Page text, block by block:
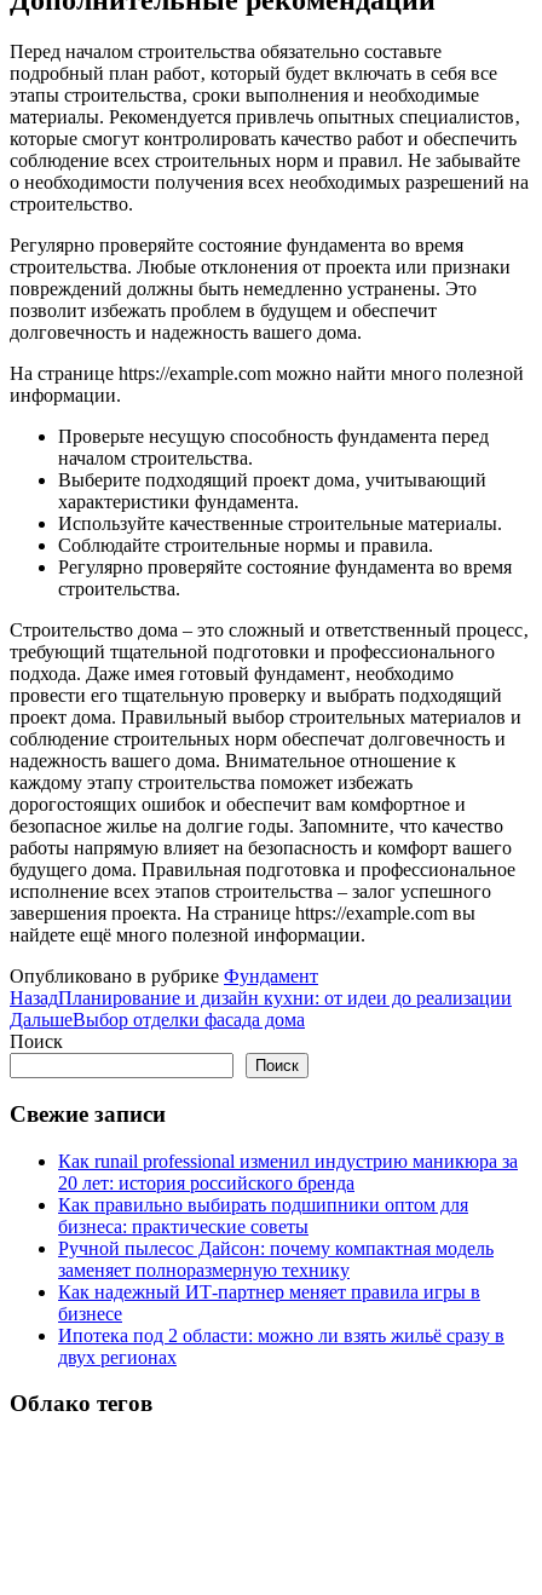
Перед началом строительства обязательно составьте
подробный план работ‚ который будет включать в себя все
этапы строительства‚ сроки выполнения и необходимые
материалы. Рекомендуется привлечь опытных специалистов‚
которые смогут контролировать качество работ и обеспечить
соблюдение всех строительных норм и правил. Не забывайте
о необходимости получения всех необходимых разрешений на
строительство.
Регулярно проверяйте состояние фундамента во время
строительства. Любые отклонения от проекта или признаки
повреждений должны быть немедленно устранены. Это
позволит избежать проблем в будущем и обеспечит
долговечность и надежность вашего дома.
На странице https://example.com можно найти много полезной
информации.
Проверьте несущую способность фундамента перед
началом строительства.
Выберите подходящий проект дома‚ учитывающий
характеристики фундамента.
Используйте качественные строительные материалы.
Соблюдайте строительные нормы и правила.
Регулярно проверяйте состояние фундамента во время
строительства.
Строительство дома – это сложный и ответственный процесс‚
требующий тщательной подготовки и профессионального
подхода. Даже имея готовый фундамент‚ необходимо
провести его тщательную проверку и выбрать подходящий
проект дома. Правильный выбор строительных материалов и
соблюдение строительных норм обеспечат долговечность и
надежность вашего дома. Внимательное отношение к
каждому этапу строительства поможет избежать
дорогостоящих ошибок и обеспечит вам комфортное и
безопасное жилье на долгие годы. Запомните‚ что качество
работы напрямую влияет на безопасность и комфорт вашего
будущего дома. Правильная подготовка и профессиональное
исполнение всех этапов строительства – залог успешного
завершения проекта. На странице https://example.com вы
найдете ещё много полезной информации.
Опубликовано в рубрике Фундамент
НазадПланирование и дизайн кухни: от идеи до реализации
ДальшеВыбор отделки фасада дома
Поиск
Поиск
Свежие записи
Как runail professional изменил индустрию маникюра за
20 лет: история российского бренда
Как правильно выбирать подшипники оптом для
бизнеса: практические советы
Ручной пылесос Дайсон: почему компактная модель
заменяет полноразмерную технику
Как надежный ИТ-партнер меняет правила игры в
бизнесе
Ипотека под 2 области: можно ли взять жильё сразу в
двух регионах
Облако тегов